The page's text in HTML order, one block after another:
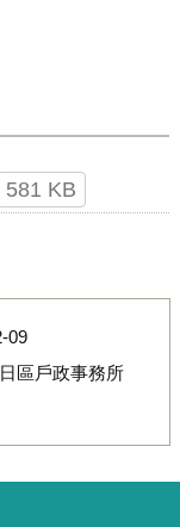
581 KB
09
區戶政事務所